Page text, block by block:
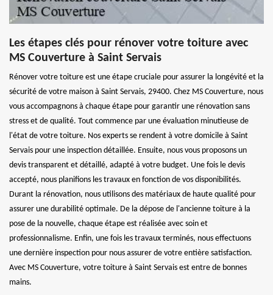
Les étapes clés pour rénover votre toiture avec
MS Couverture à Saint Servais
Rénover votre toiture est une étape cruciale pour assurer la longévité et la
sécurité de votre maison à Saint Servais, 29400. Chez MS Couverture, nous
vous accompagnons à chaque étape pour garantir une rénovation sans
stress et de qualité. Tout commence par une évaluation minutieuse de
l'état de votre toiture. Nos experts se rendent à votre domicile à Saint
Servais pour une inspection détaillée. Ensuite, nous vous proposons un
devis transparent et détaillé, adapté à votre budget. Une fois le devis
accepté, nous planifions les travaux en fonction de vos disponibilités.
Durant la rénovation, nous utilisons des matériaux de haute qualité pour
assurer une durabilité optimale. De la dépose de l'ancienne toiture à la
pose de la nouvelle, chaque étape est réalisée avec soin et
professionnalisme. Enfin, une fois les travaux terminés, nous effectuons
une dernière inspection pour nous assurer de votre entière satisfaction.
Avec MS Couverture, votre toiture à Saint Servais est entre de bonnes
mains.